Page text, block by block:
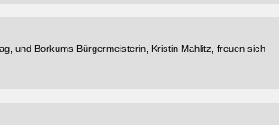
und Borkums Bürgermeisterin, Kristin Mahlitz, freuen sich